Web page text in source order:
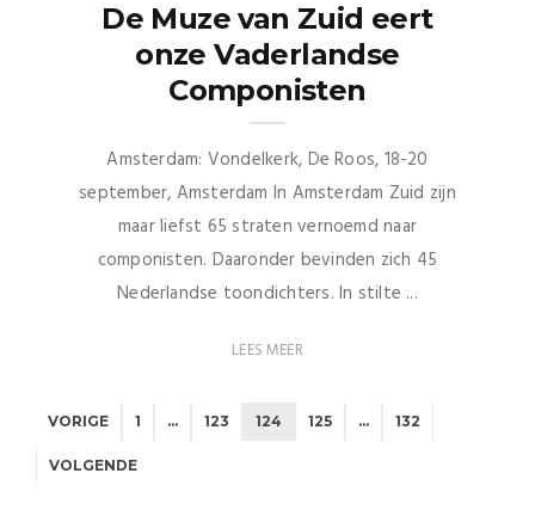
De Muze van Zuid eert
onze Vaderlandse
Componisten
Amsterdam: Vondelkerk, De Roos, 18-20
september, Amsterdam In Amsterdam Zuid zijn
maar liefst 65 straten vernoemd naar
componisten. Daaronder bevinden zich 45
Nederlandse toondichters. In stilte ...
LEES MEER
VORIGE 1 … 123 124 125 … 132
VOLGENDE